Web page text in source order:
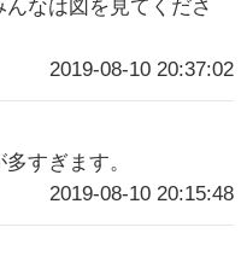
なは図を見てくださ
2019-08-10 20:37:02
すぎます。
2019-08-10 20:15:48